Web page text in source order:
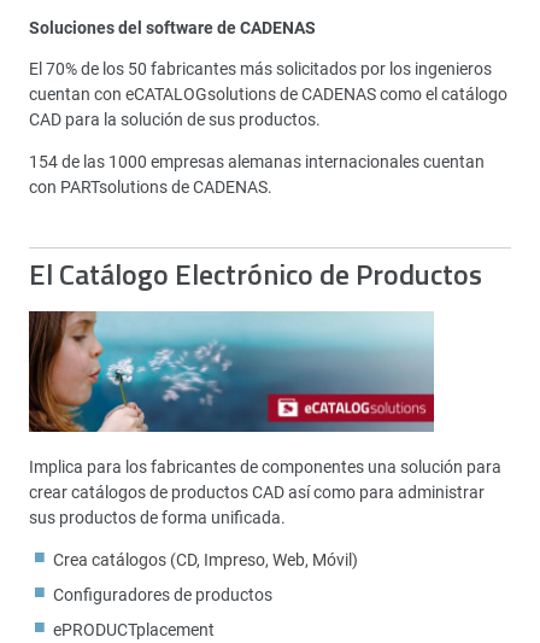
Soluciones del software de CADENAS
El 70% de los 50 fabricantes más solicitados por los ingenieros
cuentan con eCATALOGsolutions de CADENAS como el catálogo
CAD para la solución de sus productos.
154 de las 1000 empresas alemanas internacionales cuentan
con PARTsolutions de CADENAS.
El Catálogo Electrónico de Productos
Implica para los fabricantes de componentes una solución para
crear catálogos de productos CAD así como para administrar
sus productos de forma unificada.
Crea catálogos (CD, Impreso, Web, Móvil)
Configuradores de productos
ePRODUCTplacement